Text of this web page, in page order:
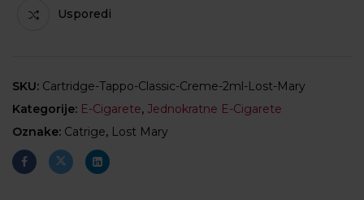
Usporedi
SKU: Cartridge-Tappo-Classic-Creme-2ml-Lost-Mary
Kategorije: E-Cigarete, Jednokratne E-Cigarete
Oznake: Catrige, Lost Mary